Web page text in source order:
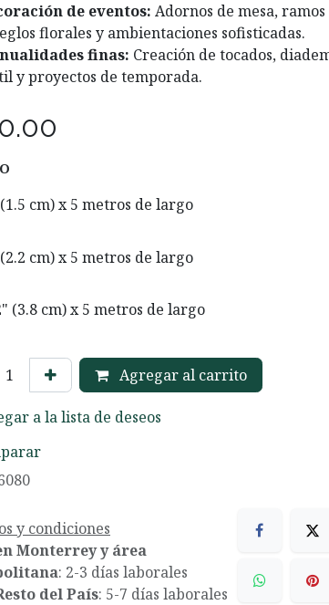
de eventos: Adornos de mesa,
florales y ambientaciones sofisticadas.
finas: Creación de tocados,
y proyectos de temporada.
cm) x 5 metros de largo
cm) x 5 metros de largo
(3.8 cm) x 5 metros de largo
Agregar al carrito
a la lista de deseos
y condiciones
Monterrey y área
: 2-3 días laborales
del País: 5-7 días laborales